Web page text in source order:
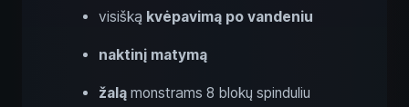
visišką kvėpavimą po vandeniu
naktinį matymą
žalą monstrams 8 blokų spinduliu